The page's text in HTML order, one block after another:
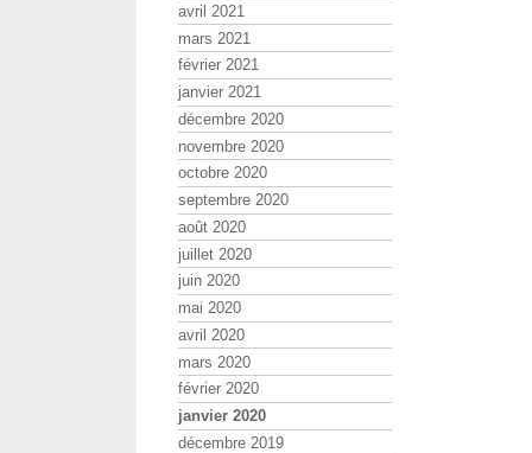
avril 2021
mars 2021
février 2021
janvier 2021
décembre 2020
novembre 2020
octobre 2020
septembre 2020
août 2020
juillet 2020
juin 2020
mai 2020
avril 2020
mars 2020
février 2020
janvier 2020
décembre 2019